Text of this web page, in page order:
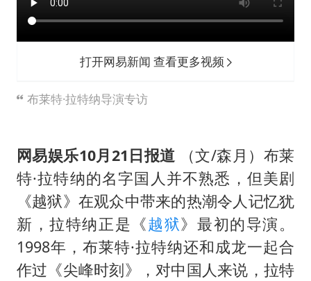
构建更高水平的全民健身公共服务体系
云南一男子胃中取出180颗铁钉
奋力开创中国式现代化建设新局面
打开网易新闻 查看更多视频
布莱特·拉特纳导演专访
网易娱乐10月21日报道 （文/森月）布莱
特·拉特纳的名字国人并不熟悉，但美剧
《越狱》在观众中带来的热潮令人记忆犹
新，拉特纳正是《越狱》最初的导演。
1998年，布莱特·拉特纳还和成龙一起合
作过《尖峰时刻》，对中国人来说，拉特